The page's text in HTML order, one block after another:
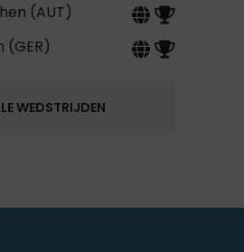
(AUT)
(GER)
WEDSTRIJDEN